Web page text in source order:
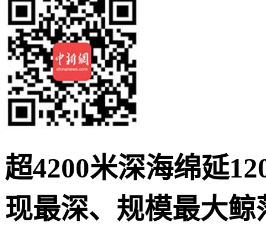
超4200米深海绵延
现最深、规模最大